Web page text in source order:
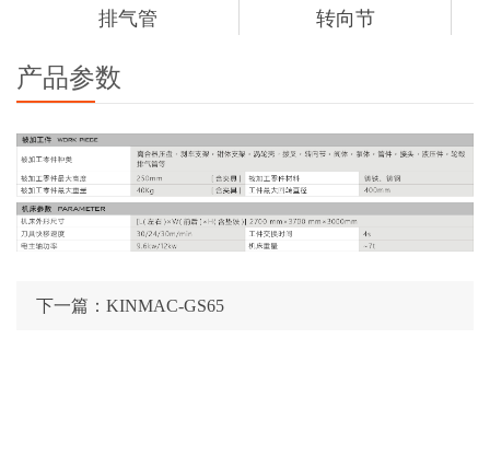
排气管 转向节
产品参数
下一篇：KINMAC-GS65